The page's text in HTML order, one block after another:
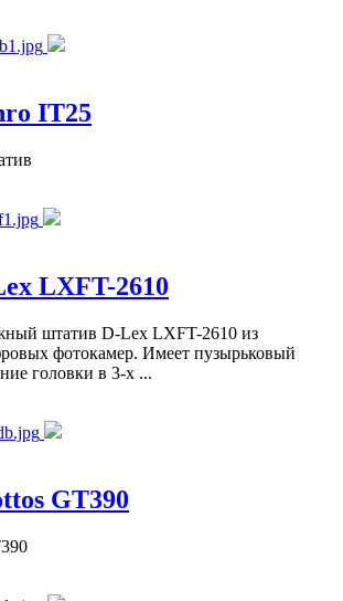
IT25
LXFT-2610
штатив D-Lex LXFT-2610 из
фотокамер. Имеет пузырьковый
головки в 3-х ...
GT390